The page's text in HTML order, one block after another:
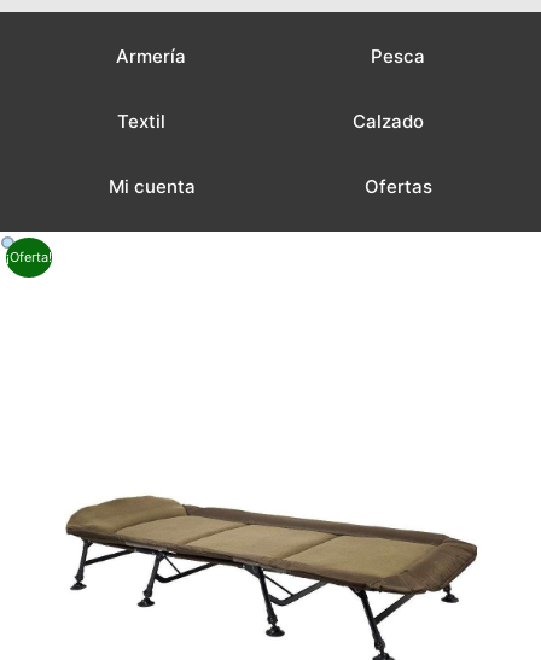
Armería Pesca
Textil Calzado
Mi cuenta Ofertas
¡Oferta!